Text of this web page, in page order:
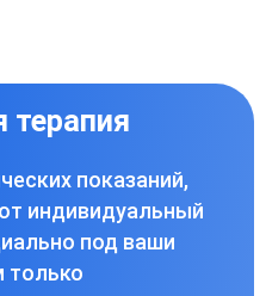
терапия
показаний,
индивидуальный
под ваши
только